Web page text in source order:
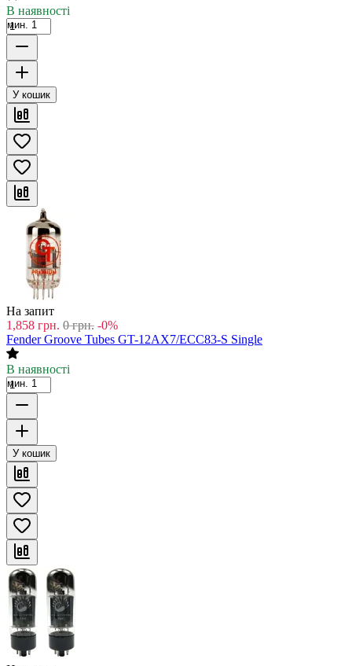
В наявності
мин. 1
У кошик
На запит
1,858 грн. 0 грн. -0%
Fender Groove Tubes GT-12AX7/ECC83-S Single
В наявності
мин. 1
У кошик